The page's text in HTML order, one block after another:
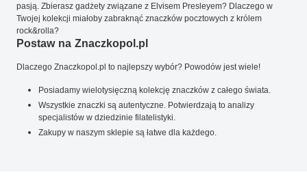
pasją. Zbierasz gadżety związane z Elvisem Presleyem? Dlaczego w
Twojej kolekcji miałoby zabraknąć znaczków pocztowych z królem
rock&rolla?
Postaw na Znaczkopol.pl
Dlaczego Znaczkopol.pl to najlepszy wybór? Powodów jest wiele!
Posiadamy wielotysięczną kolekcję znaczków z całego świata.
Wszystkie znaczki są autentyczne. Potwierdzają to analizy
specjalistów w dziedzinie filatelistyki.
Zakupy w naszym sklepie są łatwe dla każdego.